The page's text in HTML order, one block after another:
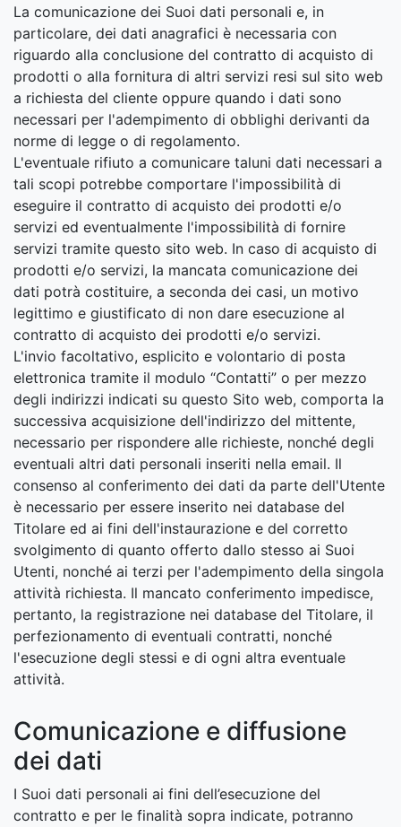
La comunicazione dei Suoi dati personali e, in
particolare, dei dati anagrafici è necessaria con
riguardo alla conclusione del contratto di acquisto di
prodotti o alla fornitura di altri servizi resi sul sito web
a richiesta del cliente oppure quando i dati sono
necessari per l'adempimento di obblighi derivanti da
norme di legge o di regolamento.
L'eventuale rifiuto a comunicare taluni dati necessari a
tali scopi potrebbe comportare l'impossibilità di
eseguire il contratto di acquisto dei prodotti e/o
servizi ed eventualmente l'impossibilità di fornire
servizi tramite questo sito web. In caso di acquisto di
prodotti e/o servizi, la mancata comunicazione dei
dati potrà costituire, a seconda dei casi, un motivo
legittimo e giustificato di non dare esecuzione al
contratto di acquisto dei prodotti e/o servizi.
L'invio facoltativo, esplicito e volontario di posta
elettronica tramite il modulo “Contatti” o per mezzo
degli indirizzi indicati su questo Sito web, comporta la
successiva acquisizione dell'indirizzo del mittente,
necessario per rispondere alle richieste, nonché degli
eventuali altri dati personali inseriti nella email. Il
consenso al conferimento dei dati da parte dell'Utente
è necessario per essere inserito nei database del
Titolare ed ai fini dell'instaurazione e del corretto
svolgimento di quanto offerto dallo stesso ai Suoi
Utenti, nonché ai terzi per l'adempimento della singola
attività richiesta. Il mancato conferimento impedisce,
pertanto, la registrazione nei database del Titolare, il
perfezionamento di eventuali contratti, nonché
l'esecuzione degli stessi e di ogni altra eventuale
attività.
Comunicazione e diffusione
dei dati
I Suoi dati personali ai fini dell’esecuzione del
contratto e per le finalità sopra indicate, potranno